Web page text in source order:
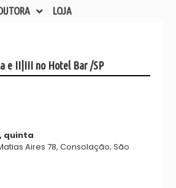
LOJA
e II|III no Hotel Bar /SP
quinta
Aires 78, Consolação; São